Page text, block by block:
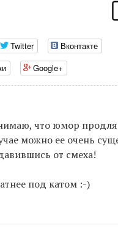
Twitter
Вконтакте
Google+
что юмор
можно ее очень
от смеха!
под катом :-)